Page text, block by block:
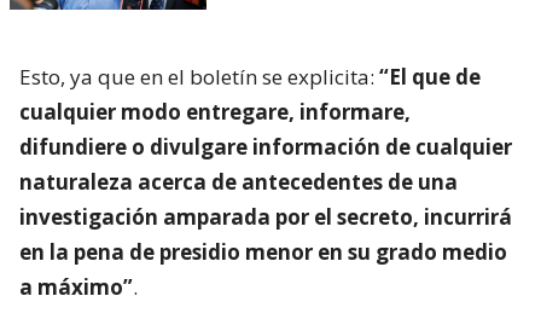
Esto, ya que en el boletín se explicita: “El que de
cualquier modo entregare, informare,
difundiere o divulgare información de cualquier
naturaleza acerca de antecedentes de una
investigación amparada por el secreto, incurrirá
en la pena de presidio menor en su grado medio
a máximo”.